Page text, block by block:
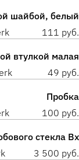
шайбой, белый
111 руб.
втулкой малая
49 руб.
Пробка
100 руб.
стекла Вх
3 500 руб.